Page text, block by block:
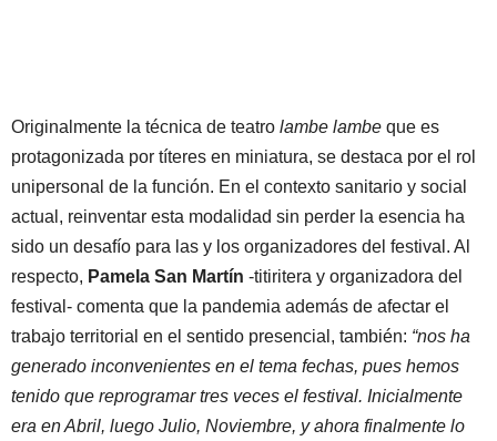
Originalmente la técnica de teatro lambe lambe que es
protagonizada por títeres en miniatura, se destaca por el rol
unipersonal de la función. En el contexto sanitario y social
actual, reinventar esta modalidad sin perder la esencia ha
sido un desafío para las y los organizadores del festival. Al
respecto, Pamela San Martín -titiritera y organizadora del
festival- comenta que la pandemia además de afectar el
trabajo territorial en el sentido presencial, también: “nos ha
generado inconvenientes en el tema fechas, pues hemos
tenido que reprogramar tres veces el festival. Inicialmente
era en Abril, luego Julio, Noviembre, y ahora finalmente lo